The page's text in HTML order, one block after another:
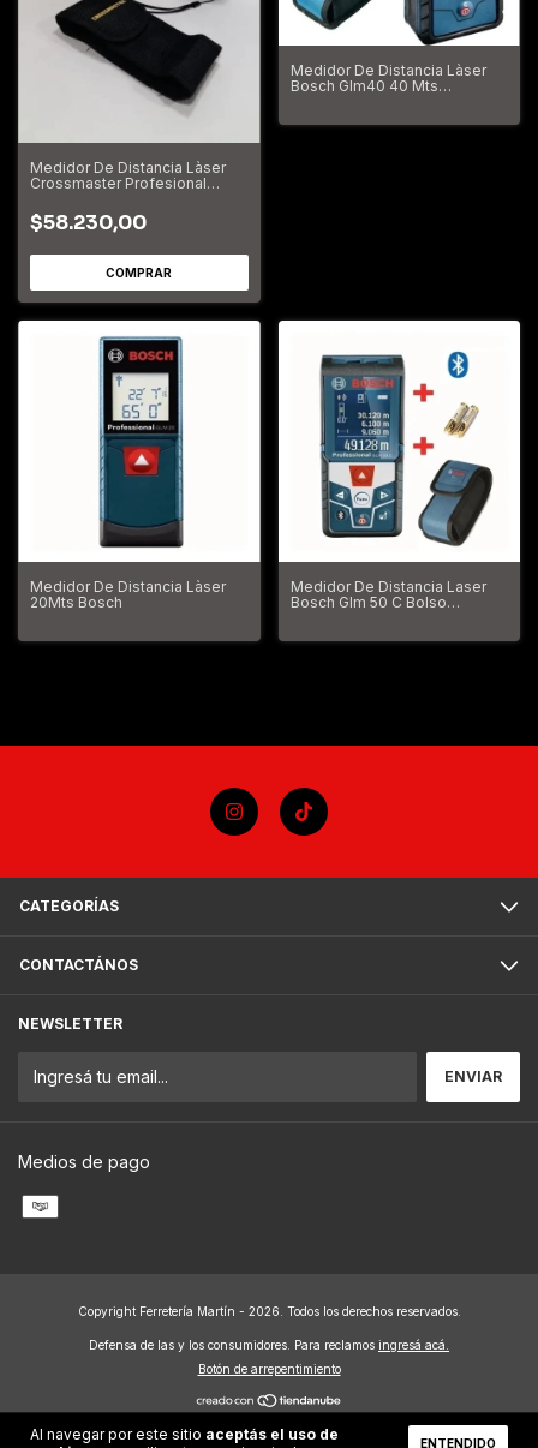
Al navegar por este sitio aceptás el uso de
ENTENDIDO
Medidor De Distancia Làser
Crossmaster Profesional
$58.230,00
Medidor De Distancia Làser
Bosch Glm40 40 Mts
Medidor De Distancia Làser
20Mts Bosch
Medidor De Distancia Laser
Bosch Glm 50 C Bolso
CATEGORÍAS
CONTACTÁNOS
NEWSLETTER
Medios de pago
Copyright Ferretería Martín - 2026. Todos los derechos reservados.
Defensa de las y los consumidores. Para reclamos ingresá acá.
Botón de arrepentimiento